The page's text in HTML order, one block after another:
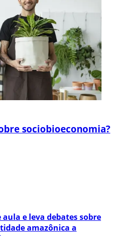
sociobioeconomia?
e leva debates sobre
amazônica a